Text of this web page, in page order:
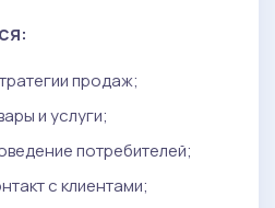
продаж;
и услуги;
потребителей;
с клиентами;